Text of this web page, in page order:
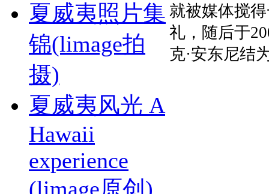
夏威夷照片集
锦(limage拍
摄)
夏威夷风光 A
Hawaii
experience
(limage原创)
就被媒体搅
礼，随后于
克·安东尼结